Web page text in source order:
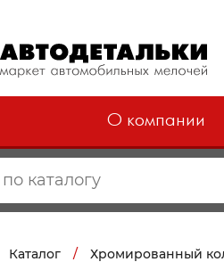
О компании
Каталог / Хромированный